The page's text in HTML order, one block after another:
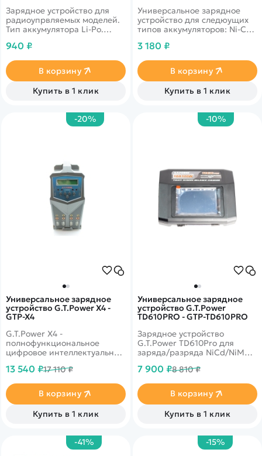
Зарядное устройство для
радиоупрвляемых моделей.
Тип аккумулятора Li-Po.
7,4V
940 ₽
В корзину
Купить в 1 клик
Универсальное зарядное
устройство для следюущих
типов аккумуляторов: Ni-Cd,
Мощность максимально
3 180 ₽
В корзину
Купить в 1 клик
-20%
Универсальное зарядное
устройство G.T.Power X4 -
GTP-X4
G.T.Power X4 -
полнофункциональное
цифровое интеллектуальное
зарядное/разрядное
балансировкой. Оснащено
четырьмя индивидуальными
схемами, позволяющими
одновременно заряжать 4
батареи и количества
13 540 ₽17 110 ₽
В корзину
Купить в 1 клик
-10%
Универсальное зарядное
устройство G.T.Power
TD610PRO - GTP-TD610PRO
Зарядное устройство
G.T.Power TD610Pro для
заряда/разряда NiCd/NiMH,
аккумуляторов с
с максимальной мощностью
100W от сети 220В.
7 900 ₽8 810 ₽
В корзину
Купить в 1 клик
-41% -15%